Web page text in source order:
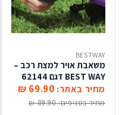
BESTWAY
משאבת אויר למצת רכב –
BEST WAY דגם 62144
מחיר באתר: 69.90 ₪
מחיר בסניפים:89.90 ₪